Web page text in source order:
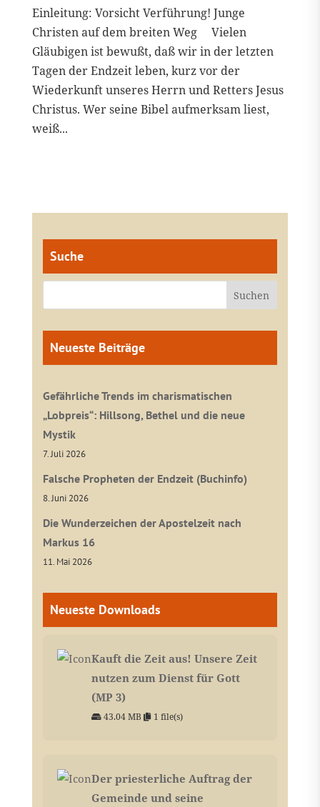
Einleitung: Vorsicht Verführung! Junge
Christen auf dem breiten Weg Vielen
Gläubigen ist bewußt, daß wir in der letzten
Tagen der Endzeit leben, kurz vor der
Wiederkunft unseres Herrn und Retters Jesus
Christus. Wer seine Bibel aufmerksam liest,
weiß...
Suche
Neueste Beiträge
Gefährliche Trends im charismatischen
„Lobpreis“: Hillsong, Bethel und die neue
Mystik
7. Juli 2026
Falsche Propheten der Endzeit (Buchinfo)
8. Juni 2026
Die Wunderzeichen der Apostelzeit nach
Markus 16
11. Mai 2026
Neueste Downloads
Kauft die Zeit aus! Unsere Zeit
nutzen zum Dienst für Gott
(MP 3)
43.04 MB 1 file(s)
Der priesterliche Auftrag der
Gemeinde und seine